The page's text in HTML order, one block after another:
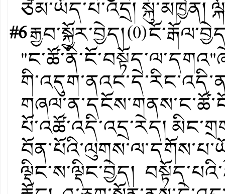
ཙམ་ཡོད་པ་འདྲ། སྐུ་མཁྱེན།
#6རྒྱབ་སྐྱོར་བྱེད།(0)
པོ་འཚོ་འདི་འདྲ་རེད།
ལྡིང་ས་ལྡིང་བྱེད།